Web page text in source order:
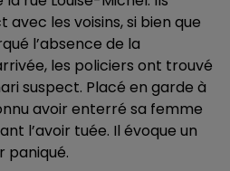
les voisins, si bien que
l’absence de la
les policiers ont trouvé
suspect. Placé en garde à
avoir enterré sa femme
l’avoir tuée. Il évoque un
paniqué.